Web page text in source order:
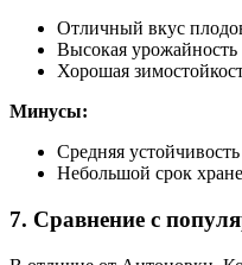
Отличный вкус
Высокая урожайность
Хорошая
Минусы:
Средняя
Небольшой срок
7. Сравнение с